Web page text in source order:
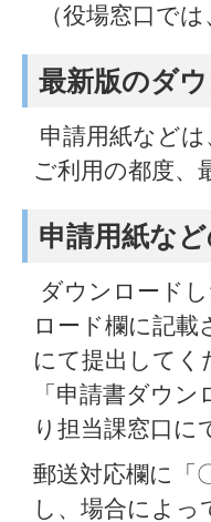
（役場窓口で
最新版のダ
申請用紙など
ご利用の都度、
申請用紙な
ダウンロード
ロード欄に記載
にて提出してく
「申請書ダウ
り担当課窓口
郵送対応欄に「
し、場合によ